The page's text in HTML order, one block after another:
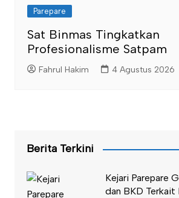
Parepare
Sat Binmas Tingkatkan
Profesionalisme Satpam
Fahrul Hakim 4 Agustus 2026
Berita Terkini
Kejari Parepare
dan BKD Terkait